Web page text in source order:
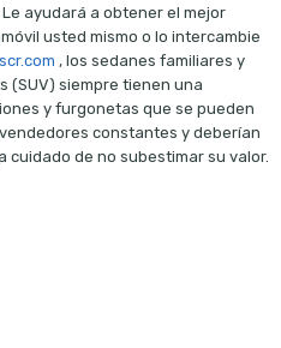
ayudará a obtener el mejor
usted mismo o lo intercambie
, los sedanes familiares y
(SUV) siempre tienen una
y furgonetas que se pueden
constantes y deberían
cuidado de no subestimar su valor.